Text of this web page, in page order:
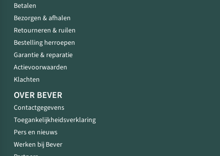
Betalen
Bezorgen & afhalen
Retourneren & ruilen
Bestelling herroepen
Garantie & reparatie
Actievoorwaarden
Klachten
OVER BEVER
Contactgegevens
Toegankelijkheidsverklaring
Pers en nieuws
Werken bij Bever